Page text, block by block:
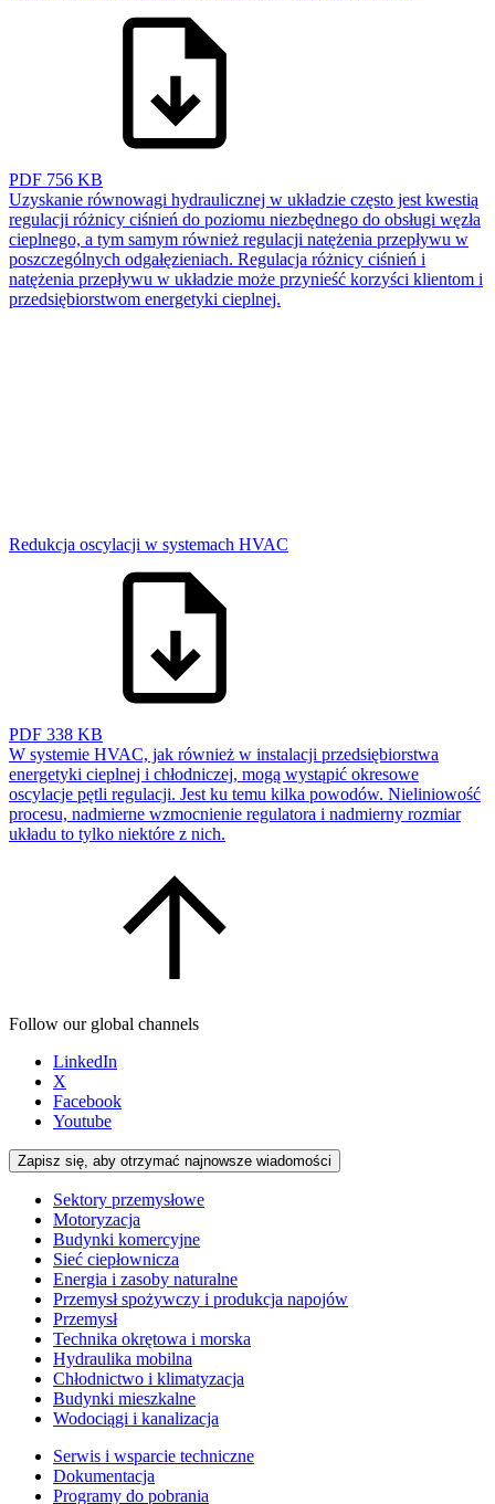
PDF 756 KB
Uzyskanie równowagi hydraulicznej w układzie często jest kwestią
regulacji różnicy ciśnień do poziomu niezbędnego do obsługi węzła
cieplnego, a tym samym również regulacji natężenia przepływu w
poszczególnych odgałęzieniach. Regulacja różnicy ciśnień i
natężenia przepływu w układzie może przynieść korzyści klientom i
przedsiębiorstwom energetyki cieplnej.
Redukcja oscylacji w systemach HVAC
PDF 338 KB
W systemie HVAC, jak również w instalacji przedsiębiorstwa
energetyki cieplnej i chłodniczej, mogą wystąpić okresowe
oscylacje pętli regulacji. Jest ku temu kilka powodów. Nieliniowość
procesu, nadmierne wzmocnienie regulatora i nadmierny rozmiar
układu to tylko niektóre z nich.
Follow our global channels
LinkedIn
X
Facebook
Youtube
Zapisz się, aby otrzymać najnowsze wiadomości
Sektory przemysłowe
Motoryzacja
Budynki komercyjne
Sieć ciepłownicza
Energia i zasoby naturalne
Przemysł spożywczy i produkcja napojów
Przemysł
Technika okrętowa i morska
Hydraulika mobilna
Chłodnictwo i klimatyzacja
Budynki mieszkalne
Wodociągi i kanalizacja
Serwis i wsparcie techniczne
Dokumentacja
Programy do pobrania